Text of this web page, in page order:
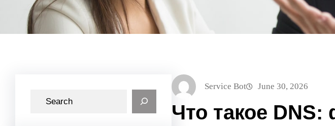
Service Bot June 30, 2026
Что такое